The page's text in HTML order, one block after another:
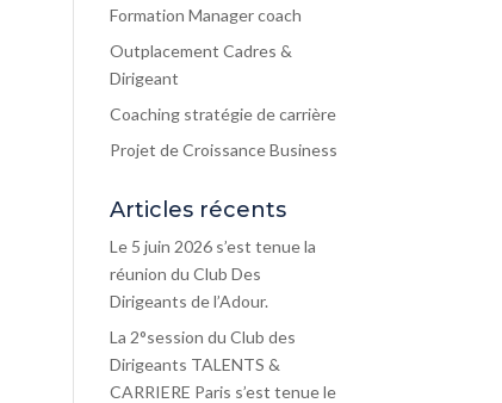
Formation Manager coach
Outplacement Cadres &
Dirigeant
Coaching stratégie de carrière
Projet de Croissance Business
Articles récents
Le 5 juin 2026 s’est tenue la
réunion du Club Des
Dirigeants de l’Adour.
La 2°session du Club des
Dirigeants TALENTS &
CARRIERE Paris s’est tenue le